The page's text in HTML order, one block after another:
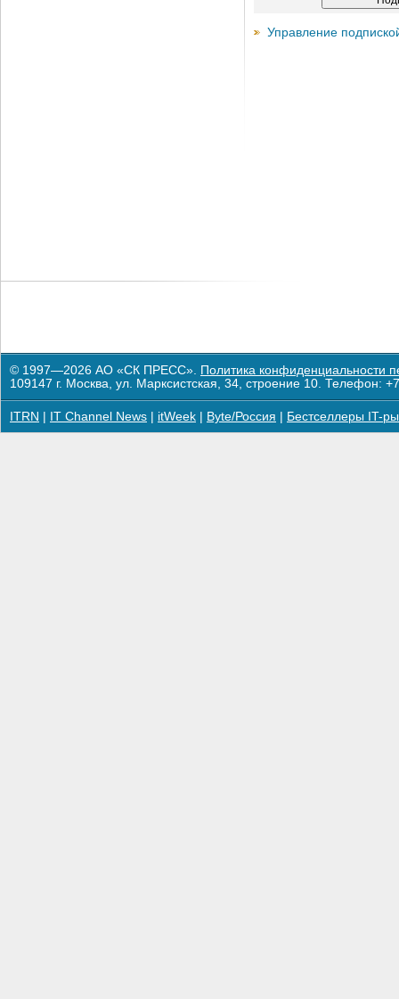
Управление
© 1997—2026 АО «СК ПРЕСС». Политика конфиденциальности
109147 г. Москва, ул. Марксистская, 34, строение 10. Телефон:
ITRN IT Channel News itWeek Byte/Россия Бестселлеры IT-